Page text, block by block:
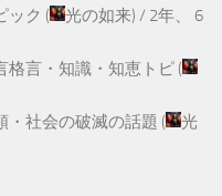
ック ( 光の如来) / 2年、 6
格言・知識・知恵トピ (
・社会の破滅の話題 (
光